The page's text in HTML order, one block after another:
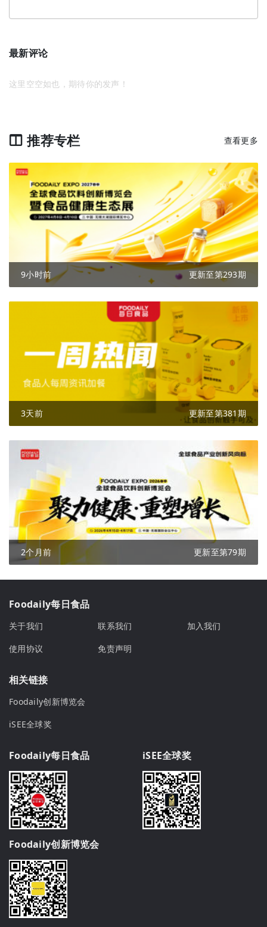
最新评论
这里空空如也，期待你的发声！
推荐专栏 查看更多
9小时前 更新至第293期
3天前 更新至第381期
2个月前 更新至第79期
Foodaily每日食品
关于我们 联系我们
加入我们
使用协议
免责声明
相关链接
Foodaily创新博览会
iSEE全球奖
Foodaily每日食品 iSEE全球奖
Foodaily创新博览会